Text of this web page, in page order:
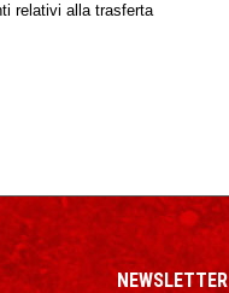
relativi alla trasferta
NEWSLETTER